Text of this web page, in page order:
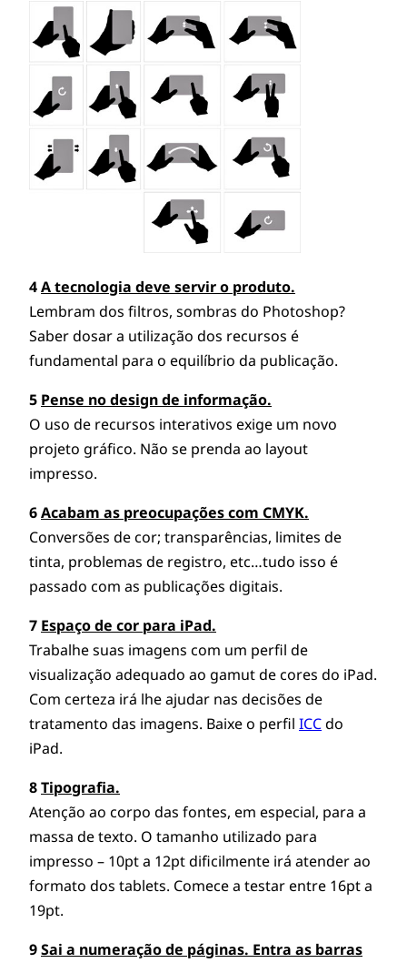
4A tecnologia deve servir o produto.
Lembram dos filtros, sombras do Photoshop?
Saber dosar a utilização dos recursos é
fundamental para o equilíbrio da publicação.
5 Pense no design de informação.
O uso de recursos interativos exige um novo
projeto gráfico. Não se prenda ao layout
impresso.
6Acabam as preocupações com CMYK.
Conversões de cor; transparências, limites de
tinta, problemas de registro, etc…tudo isso é
passado com as publicações digitais.
7 Espaço de cor para iPad.
Trabalhe suas imagens com um perfil de
visualização adequado ao gamut de cores do iPad.
Com certeza irá lhe ajudar nas decisões de
tratamento das imagens. Baixe o perfil ICCdo
iPad.
8Tipografia.
Atenção ao corpo das fontes, em especial, para a
massa de texto. O tamanho utilizado para
impresso – 10pt a 12pt dificilmente irá atender ao
formato dos tablets. Comece a testar entre 16pt a
19pt.
9Sai a numeração de páginas. Entra as barras